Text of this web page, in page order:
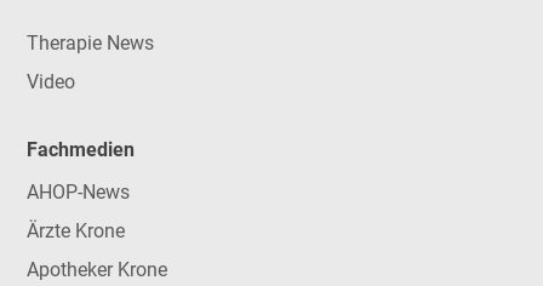
Therapie News
Video
Fachmedien
AHOP-News
Ärzte Krone
Apotheker Krone